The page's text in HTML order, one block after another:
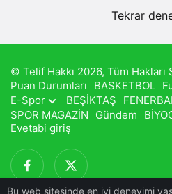
Tekrar
Bu web sitesinde en iyi deneyimi
© Telif Hakkı 2026, Tüm Hakları
Puan Durumları
BASKETBOL
E-Spor
BEŞİKTAŞ
SPOR MAGAZİN
Gündem
Evetabi giriş